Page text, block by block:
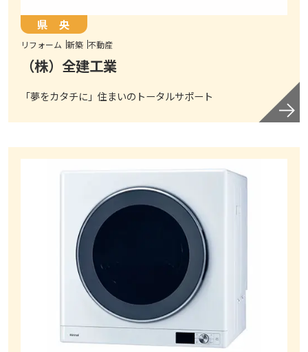
県 央
リフォーム 新築 不動産
（株）全建工業
「夢をカタチに」住まいのトータルサポート